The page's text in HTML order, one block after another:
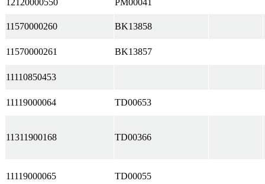
12120000550 PM00041
11570000260 BK13858
11570000261 BK13857
11110850453
11119000064 TD00653
11311900168 TD00366
11119000065 TD00055